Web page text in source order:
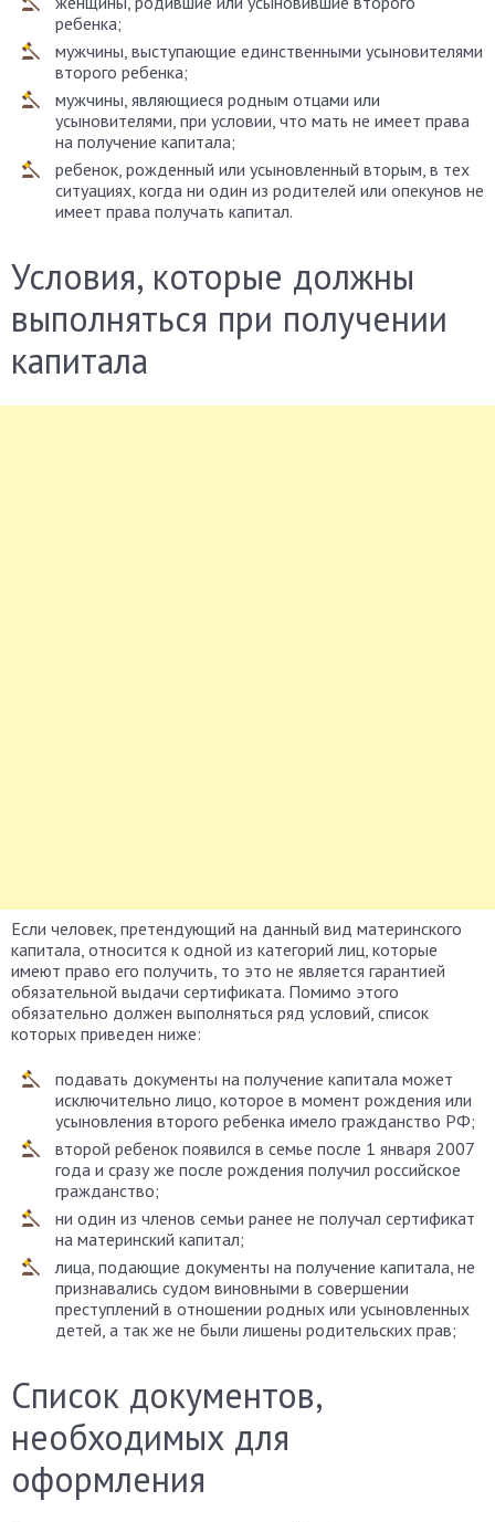
ребенка;
мужчины, выступающие единственными усыновителями
второго ребенка;
мужчины, являющиеся родным отцами или
усыновителями, при условии, что мать не имеет права
на получение капитала;
ребенок, рожденный или усыновленный вторым, в тех
ситуациях, когда ни один из родителей или опекунов не
имеет права получать капитал.
Условия, которые должны
выполняться при получении
капитала
Если человек, претендующий на данный вид материнского
капитала, относится к одной из категорий лиц, которые
имеют право его получить, то это не является гарантией
обязательной выдачи сертификата. Помимо этого
обязательно должен выполняться ряд условий, список
которых приведен ниже:
подавать документы на получение капитала может
исключительно лицо, которое в момент рождения или
усыновления второго ребенка имело гражданство РФ;
второй ребенок появился в семье после 1 января 2007
года и сразу же после рождения получил российское
гражданство;
ни один из членов семьи ранее не получал сертификат
на материнский капитал;
лица, подающие документы на получение капитала, не
признавались судом виновными в совершении
преступлений в отношении родных или усыновленных
детей, а так же не были лишены родительских прав;
Список документов,
необходимых для
оформления